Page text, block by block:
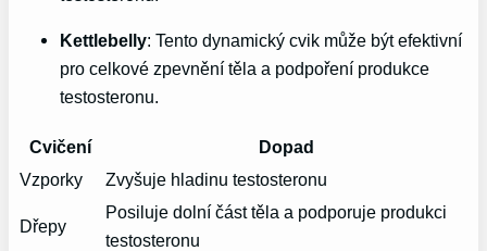
Kettlebelly: Tento dynamický cvik může být efektivní
pro celkové zpevnění těla a podpoření produkce
testosteronu.
Cvičení
Dopad
Vzporky
Zvyšuje hladinu testosteronu
Dřepy
Posiluje dolní část těla a podporuje produkci
testosteronu